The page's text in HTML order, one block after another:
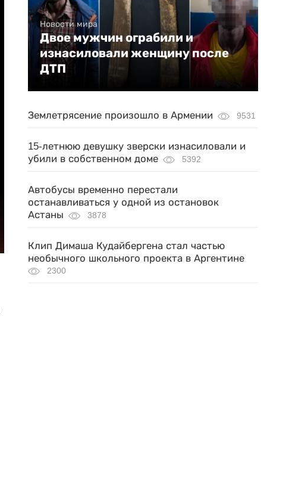
Новости мира
Двое мужчин ограбили и
изнасиловали женщину после
ДТП
Землетрясение произошло в Армении 9531
15-летнюю девушку зверски изнасиловали и
убили в собственном доме
5392
Автобусы временно перестали
останавливаться у одной из остановок
Астаны
3878
Клип Димаша Кудайбергена стал частью
необычного школьного проекта в Аргентине
2300